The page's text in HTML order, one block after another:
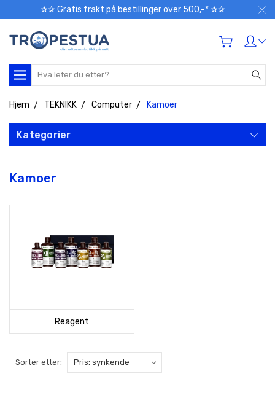
✰✰ Gratis frakt på bestillinger over 500,-* ✰✰
Søk
Hjem TEKNIKK Computer Kamoer
Kategorier
Kamoer
Reagent
Sorter etter: